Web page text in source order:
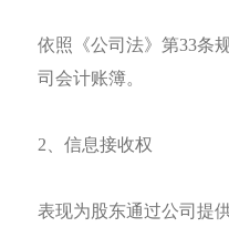
依照《公司法》第33条
司会计账簿。
2、信息接收权
表现为股东通过公司提